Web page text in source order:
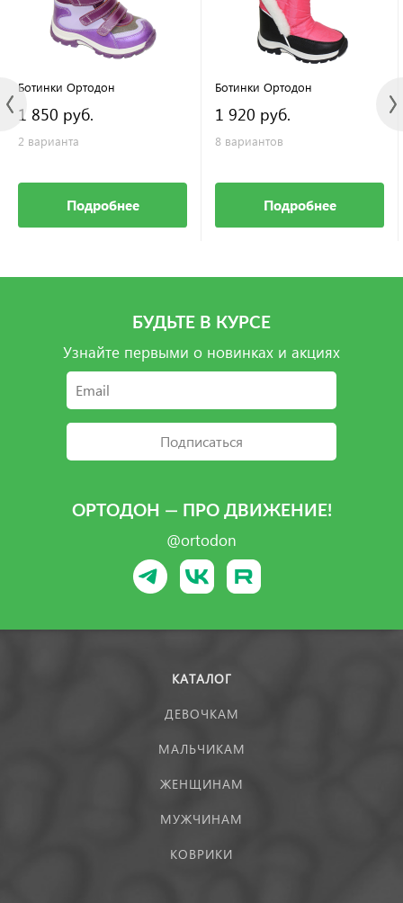
Ботинки Ортодон
1 850 руб.
2 варианта
Подробнее
Ботинки Ортодон
1 920 руб.
8 вариантов
Подробнее
БУДЬТЕ В КУРСЕ
Узнайте первыми о новинках и акциях
Подписаться
ОРТОДОН — ПРО ДВИЖЕНИЕ!
@ortodon
КАТАЛОГ
ДЕВОЧКАМ
МАЛЬЧИКАМ
ЖЕНЩИНАМ
МУЖЧИНАМ
КОВРИКИ